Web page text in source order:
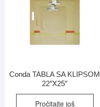
Conda TABLA SA KLIPSOM
22″X25″
Pročitajte još